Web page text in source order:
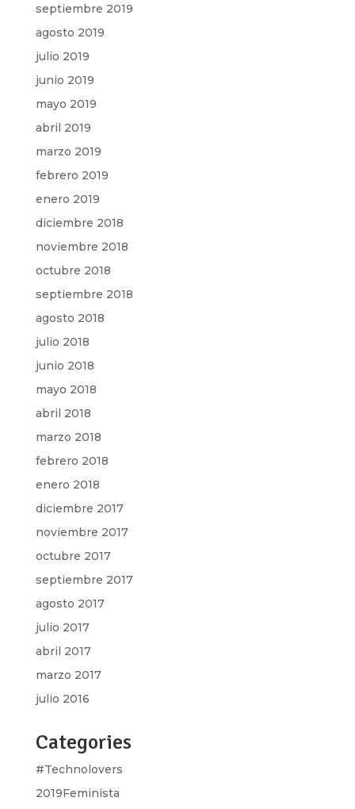
septiembre 2019
agosto 2019
julio 2019
junio 2019
mayo 2019
abril 2019
marzo 2019
febrero 2019
enero 2019
diciembre 2018
noviembre 2018
octubre 2018
septiembre 2018
agosto 2018
julio 2018
junio 2018
mayo 2018
abril 2018
marzo 2018
febrero 2018
enero 2018
diciembre 2017
noviembre 2017
octubre 2017
septiembre 2017
agosto 2017
julio 2017
abril 2017
marzo 2017
julio 2016
Categories
#Technolovers
2019Feminista